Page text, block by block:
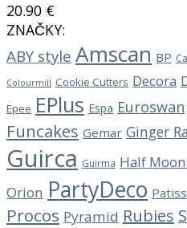
20.90 €
ZNAČKY:
ABY style Amscan BP
Colourmill Cookie Cutters Decora
Epee EPlus Espa Euroswan
Funcakes Gemar Ginger
Guirca Guirma Half Moon
Orion PartyDeco
Procos Pyramid Rubies